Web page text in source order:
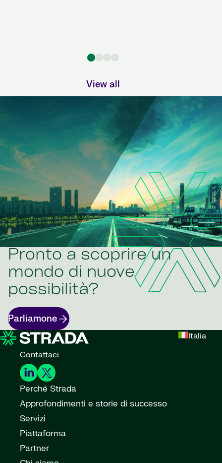
View all
Pronto a scoprire un
mondo di nuove
possibilità?
Parliamone
Italia
Contattaci
Perché Strada
Approfondimenti e storie di successo
Servizi
Piattaforma
Partner